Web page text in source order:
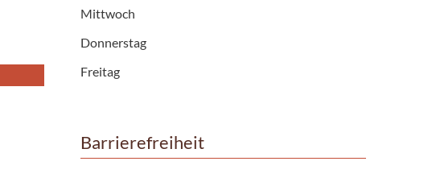
Mittwoch
Donnerstag
Freitag
Barrierefreiheit